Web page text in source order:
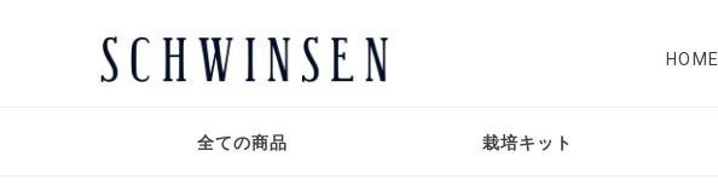
HOME
全ての商品 栽培キット